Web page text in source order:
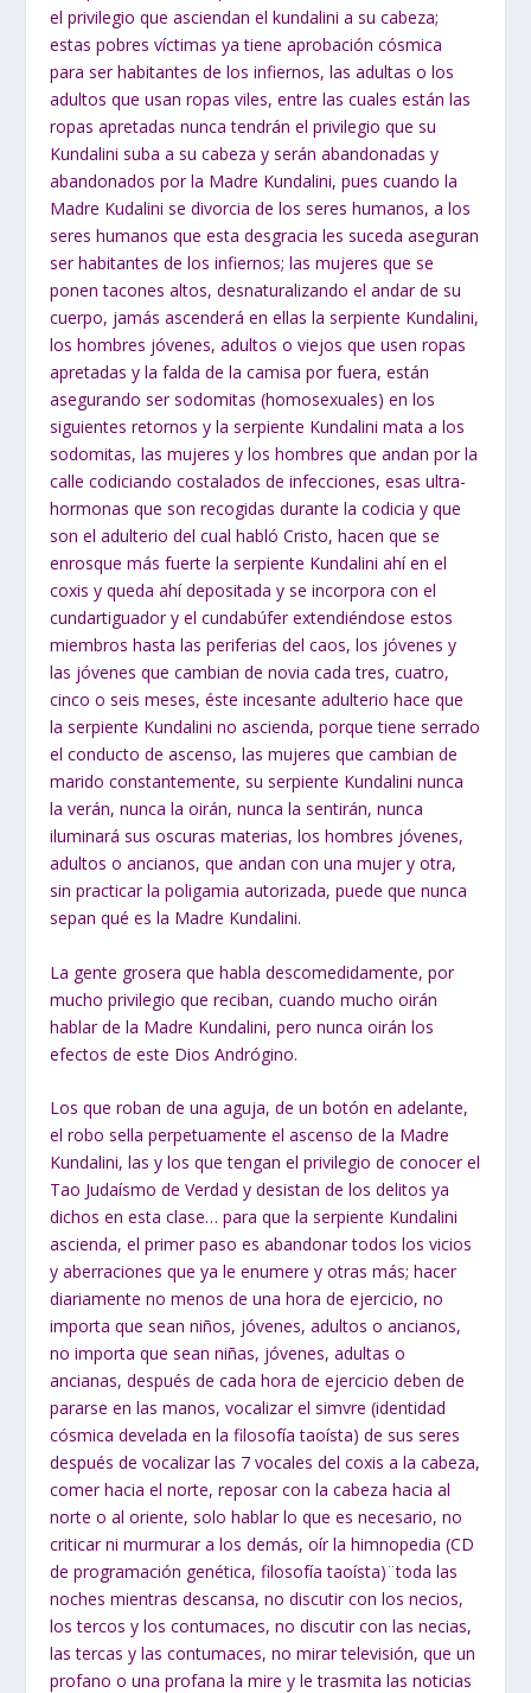
el privilegio que asciendan el kundalini a su cabeza;
estas pobres víctimas ya tiene aprobación cósmica
para ser habitantes de los infiernos, las adultas o los
adultos que usan ropas viles, entre las cuales están las
ropas apretadas nunca tendrán el privilegio que su
Kundalini suba a su cabeza y serán abandonadas y
abandonados por la Madre Kundalini, pues cuando la
Madre Kudalini se divorcia de los seres humanos, a los
seres humanos que esta desgracia les suceda aseguran
ser habitantes de los infiernos; las mujeres que se
ponen tacones altos, desnaturalizando el andar de su
cuerpo, jamás ascenderá en ellas la serpiente Kundalini,
los hombres jóvenes, adultos o viejos que usen ropas
apretadas y la falda de la camisa por fuera, están
asegurando ser sodomitas (homosexuales) en los
siguientes retornos y la serpiente Kundalini mata a los
sodomitas, las mujeres y los hombres que andan por la
calle codiciando costalados de infecciones, esas ultra-
hormonas que son recogidas durante la codicia y que
son el adulterio del cual habló Cristo, hacen que se
enrosque más fuerte la serpiente Kundalini ahí en el
coxis y queda ahí depositada y se incorpora con el
cundartiguador y el cundabúfer extendiéndose estos
miembros hasta las periferias del caos, los jóvenes y
las jóvenes que cambian de novia cada tres, cuatro,
cinco o seis meses, éste incesante adulterio hace que
la serpiente Kundalini no ascienda, porque tiene serrado
el conducto de ascenso, las mujeres que cambian de
marido constantemente, su serpiente Kundalini nunca
la verán, nunca la oirán, nunca la sentirán, nunca
iluminará sus oscuras materias, los hombres jóvenes,
adultos o ancianos, que andan con una mujer y otra,
sin practicar la poligamia autorizada, puede que nunca
sepan qué es la Madre Kundalini.
La gente grosera que habla descomedidamente, por
mucho privilegio que reciban, cuando mucho oirán
hablar de la Madre Kundalini, pero nunca oirán los
efectos de este Dios Andrógino.
Los que roban de una aguja, de un botón en adelante,
el robo sella perpetuamente el ascenso de la Madre
Kundalini, las y los que tengan el privilegio de conocer el
Tao Judaísmo de Verdad y desistan de los delitos ya
dichos en esta clase… para que la serpiente Kundalini
ascienda, el primer paso es abandonar todos los vicios
y aberraciones que ya le enumere y otras más; hacer
diariamente no menos de una hora de ejercicio, no
importa que sean niños, jóvenes, adultos o ancianos,
no importa que sean niñas, jóvenes, adultas o
ancianas, después de cada hora de ejercicio deben de
pararse en las manos, vocalizar el simvre (identidad
cósmica develada en la filosofía taoísta) de sus seres
después de vocalizar las 7 vocales del coxis a la cabeza,
comer hacia el norte, reposar con la cabeza hacia al
norte o al oriente, solo hablar lo que es necesario, no
criticar ni murmurar a los demás, oír la himnopedia (CD
de programación genética, filosofía taoísta)¨toda las
noches mientras descansa, no discutir con los necios,
los tercos y los contumaces, no discutir con las necias,
las tercas y las contumaces, no mirar televisión, que un
profano o una profana la mire y le trasmita las noticias